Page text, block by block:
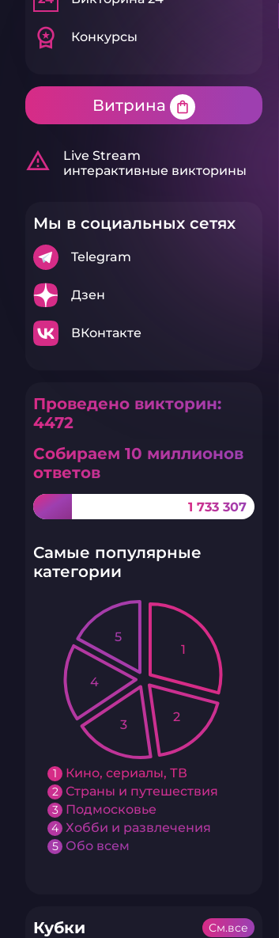
workspace_premium Конкурсы
Витрина shopping_bag
warning_amber
Live Stream
интерактивные викторины
Мы в социальных сетях
Telegram
Дзен
ВКонтакте
Проведено викторин:
4472
Собираем 10 миллионов
ответов
1 733 307
Самые популярные
категории
1 Кино, сериалы, ТВ
2 Страны и путешествия
3 Подмосковье
4 Хобби и развлечения
5 Обо всем
1
2
3
4
5
Кубки См.все